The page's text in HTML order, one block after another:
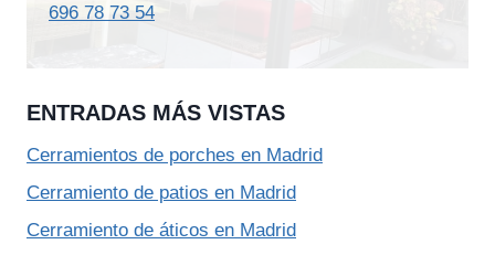
696 78 73 54
ENTRADAS MÁS VISTAS
Cerramientos de porches en Madrid
Cerramiento de patios en Madrid
Cerramiento de áticos en Madrid